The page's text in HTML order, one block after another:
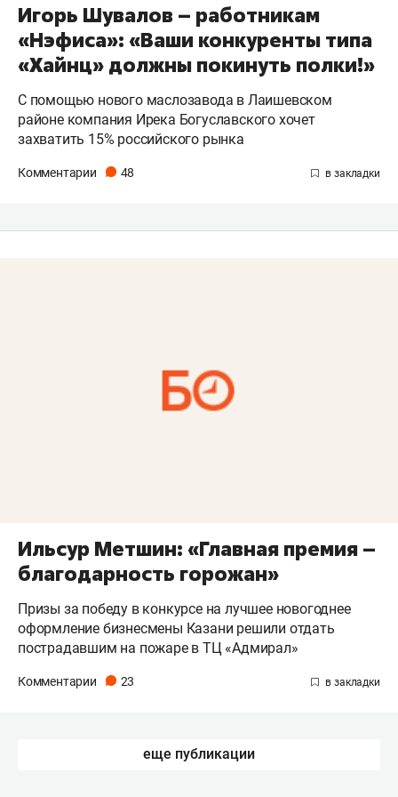
Игорь Шувалов – работникам
«Нэфиса»: «Ваши конкуренты типа
«Хайнц» должны покинуть полки!»
С помощью нового маслозавода в Лаишевском
районе компания Ирека Богуславского хочет
захватить 15% российского рынка
Комментарии 48
Ильсур Метшин: «Главная премия –
благодарность горожан»
Призы за победу в конкурсе на лучшее новогоднее
оформление бизнесмены Казани решили отдать
пострадавшим на пожаре в ТЦ «Адмирал»
Комментарии 23
еще публикации